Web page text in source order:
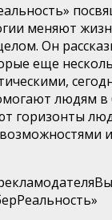
меняют
Он
еще
людям в
горизонты
и